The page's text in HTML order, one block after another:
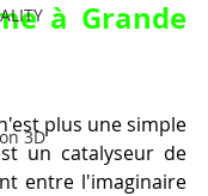
3D
à Grande
plus une simple
un catalyseur de
entre l'imaginaire